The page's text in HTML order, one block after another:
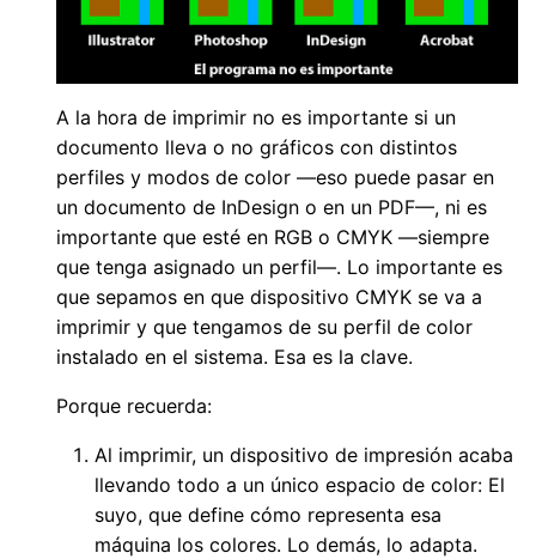
A la hora de imprimir no es importante si un
documento lleva o no gráficos con distintos
perfiles y modos de color —eso puede pasar en
un documento de InDesign o en un PDF—, ni es
importante que esté en RGB o CMYK —siempre
que tenga asignado un perfil—. Lo importante es
que sepamos en que dispositivo CMYK se va a
imprimir y que tengamos de su perfil de color
instalado en el sistema. Esa es la clave.
Porque recuerda:
Al imprimir, un dispositivo de impresión acaba
llevando todo a un único espacio de color: El
suyo, que define cómo representa esa
máquina los colores. Lo demás, lo adapta.